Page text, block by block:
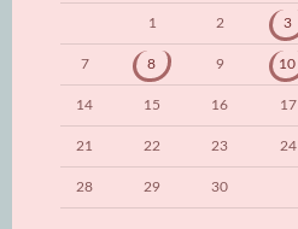
1 2 3
7 8 9 10
14 15 16 17
21 22 23 24
28 29 30